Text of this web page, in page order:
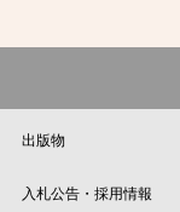
出版物
入札公告・採用情報